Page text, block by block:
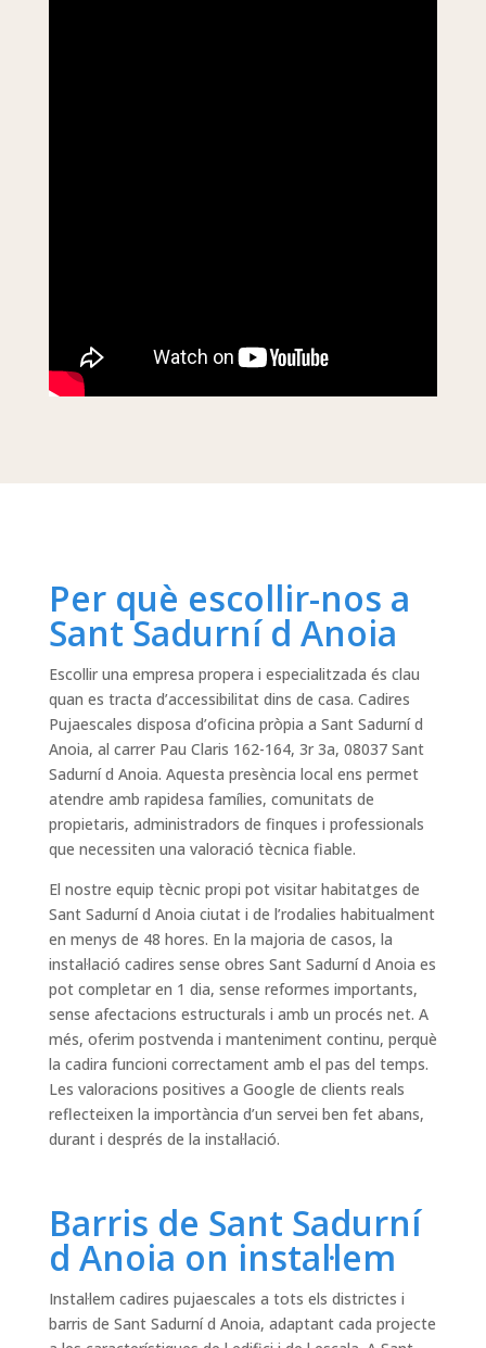
Per què escollir-nos a
Sant Sadurní d Anoia
Escollir una empresa propera i especialitzada és clau
quan es tracta d’accessibilitat dins de casa. Cadires
Pujaescales disposa d’oficina pròpia a Sant Sadurní d
Anoia, al carrer Pau Claris 162-164, 3r 3a, 08037 Sant
Sadurní d Anoia. Aquesta presència local ens permet
atendre amb rapidesa famílies, comunitats de
propietaris, administradors de finques i professionals
que necessiten una valoració tècnica fiable.
El nostre equip tècnic propi pot visitar habitatges de
Sant Sadurní d Anoia ciutat i de l’rodalies habitualment
en menys de 48 hores. En la majoria de casos, la
instal·lació cadires sense obres Sant Sadurní d Anoia es
pot completar en 1 dia, sense reformes importants,
sense afectacions estructurals i amb un procés net. A
més, oferim postvenda i manteniment continu, perquè
la cadira funcioni correctament amb el pas del temps.
Les valoracions positives a Google de clients reals
reflecteixen la importància d’un servei ben fet abans,
durant i després de la instal·lació.
Barris de Sant Sadurní
d Anoia on instal·lem
Instal·lem cadires pujaescales a tots els districtes i
barris de Sant Sadurní d Anoia, adaptant cada projecte